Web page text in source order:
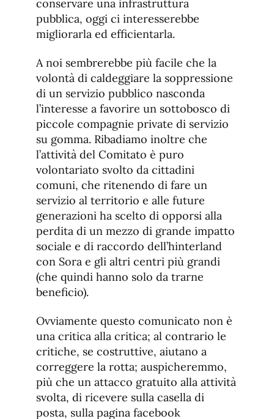
conservare una infrastruttura
pubblica, oggi ci interesserebbe
migliorarla ed efficientarla.
A noi sembrerebbe più facile che la
volontà di caldeggiare la soppressione
di un servizio pubblico nasconda
l’interesse a favorire un sottobosco di
piccole compagnie private di servizio
su gomma. Ribadiamo inoltre che
l’attività del Comitato è puro
volontariato svolto da cittadini
comuni, che ritenendo di fare un
servizio al territorio e alle future
generazioni ha scelto di opporsi alla
perdita di un mezzo di grande impatto
sociale e di raccordo dell’hinterland
con Sora e gli altri centri più grandi
(che quindi hanno solo da trarne
beneficio).
Ovviamente questo comunicato non è
una critica alla critica; al contrario le
critiche, se costruttive, aiutano a
correggere la rotta; auspicheremmo,
più che un attacco gratuito alla attività
svolta, di ricevere sulla casella di
posta, sulla pagina facebook